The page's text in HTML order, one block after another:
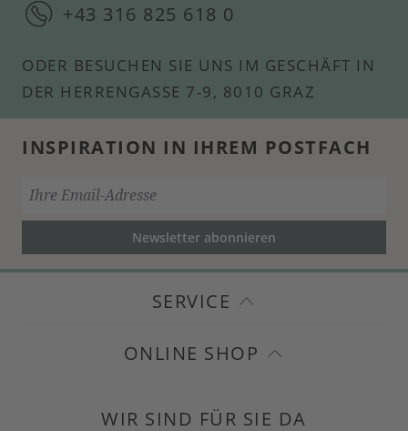
+43 316 825 618 0
ODER BESUCHEN SIE UNS IM GESCHÄFT IN
DER HERRENGASSE 7-9, 8010 GRAZ
INSPIRATION IN IHREM POSTFACH
Newsletter abonnieren
SERVICE
ONLINE SHOP
WIR SIND FÜR SIE DA